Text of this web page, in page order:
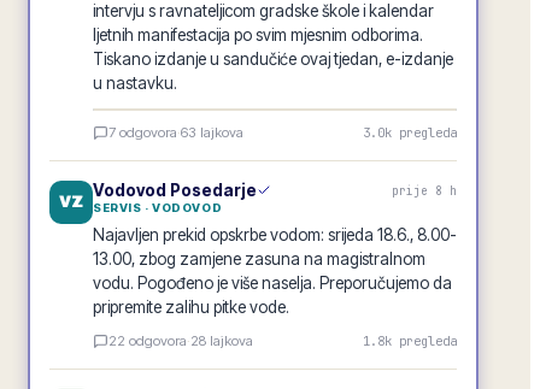
intervju s ravnateljicom gradske škole i kalendar
ljetnih manifestacija po svim mjesnim odborima.
Tiskano izdanje u sandučiće ovaj tjedan, e-izdanje
u nastavku.
E-GLASILO
Posedarje glasnik · lipanj 2026.
7 odgovora·63 lajkova 3.0k pregleda
VZ
Vodovod Posedarje prije 8 h
SERVIS · VODOVOD
Najavljen prekid opskrbe vodom: srijeda 18.6., 8.00-
13.00, zbog zamjene zasuna na magistralnom
vodu. Pogođeno je više naselja. Preporučujemo da
pripremite zalihu pitke vode.
22 odgovora·28 lajkova 1.8k pregleda